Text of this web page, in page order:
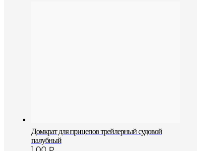
Домкрат для прицепов трейлерный судовой
палубный